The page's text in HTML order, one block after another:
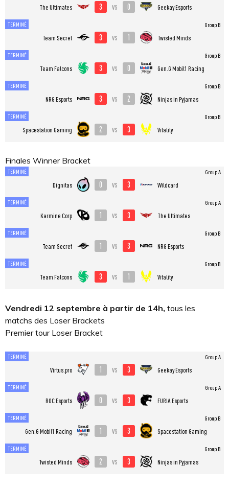
The Ultimates 3 vs 0 Geekay Esports
TERMINÉ
Team Secret 3 vs 1 Twisted Minds
Group B
TERMINÉ
Team Falcons 3 vs 0 Gen.G Mobil1 Racing
Group B
TERMINÉ
NRG Esports 3 vs 2 Ninjas in Pyjamas
Group B
TERMINÉ
Spacestation Gaming 2 vs 3 Vitality
Group B
Finales Winner Bracket
TERMINÉ
Dignitas 0 vs 3 Wildcard
Group A
TERMINÉ
Karmine Corp 1 vs 3 The Ultimates
Group A
TERMINÉ
Team Secret 1 vs 3 NRG Esports
Group B
TERMINÉ
Team Falcons 3 vs 1 Vitality
Group B
Vendredi 12 septembre à partir de 14h, tous les
matchs des Loser Brackets
Premier tour Loser Bracket
TERMINÉ
Virtus.pro 1 vs 3 Geekay Esports
Group A
TERMINÉ
ROC Esports 0 vs 3 FURIA Esports
Group A
TERMINÉ
Gen.G Mobil1 Racing 1 vs 3 Spacestation Gaming
Group B
TERMINÉ
Twisted Minds 2 vs 3 Ninjas in Pyjamas
Group B